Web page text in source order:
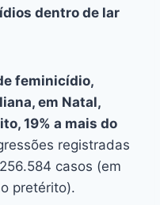
dentro de lar
feminicídio,
em Natal,
19% a mais do
registradas
casos (em
pretérito).